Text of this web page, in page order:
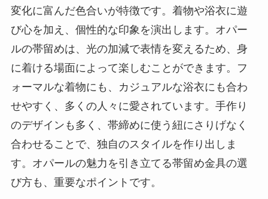
変化に富んだ色合いが特徴です。着物や浴衣に遊
び心を加え、個性的な印象を演出します。オパー
ルの帯留めは、光の加減で表情を変えるため、身
に着ける場面によって楽しむことができます。フ
ォーマルな着物にも、カジュアルな浴衣にも合わ
せやすく、多くの人々に愛されています。手作り
のデザインも多く、帯締めに使う紐にさりげなく
合わせることで、独自のスタイルを作り出しま
す。オパールの魅力を引き立てる帯留め金具の選
び方も、重要なポイントです。